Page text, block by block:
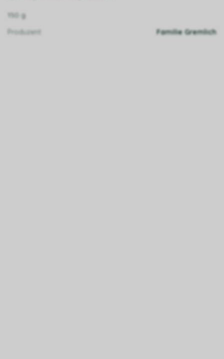
150 g
Produzent
Familie Gremlich